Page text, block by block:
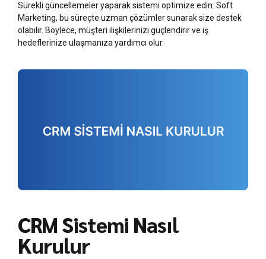
Sürekli güncellemeler yaparak sistemi optimize edin. Soft
Marketing, bu süreçte uzman çözümler sunarak size destek
olabilir. Böylece, müşteri ilişkilerinizi güçlendirir ve iş
hedeflerinize ulaşmanıza yardımcı olur.
CRM Sistemi Nasıl
Kurulur